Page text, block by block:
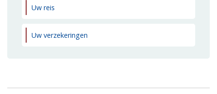
Uw reis
Uw verzekeringen